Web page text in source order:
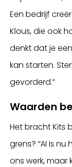
Een bedrijf
Klous, die ook
denkt dat je
kan starten.
gevorderd.”
Waarden
Het bracht Kits
grens? “AI is
ons werk, maar